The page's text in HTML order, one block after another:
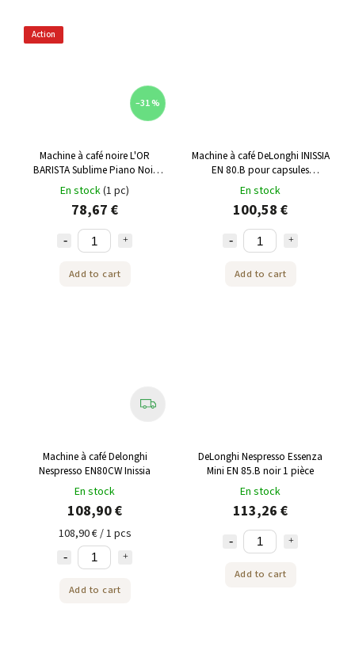
Action
–31 %
Machine à café noire L'OR
BARISTA Sublime Piano Noir
pour Nespresso®
En stock(1 pc)
78,67 €
Add to cart
Machine à café DeLonghi INISSIA
EN 80.B pour capsules
Nespresso® 1 pièce
En stock
100,58 €
Add to cart
Machine à café Delonghi
Nespresso EN80CW Inissia
En stock
108,90 €
108,90 € / 1 pcs
Add to cart
DeLonghi Nespresso Essenza
Mini EN 85.B noir 1 pièce
En stock
113,26 €
Add to cart